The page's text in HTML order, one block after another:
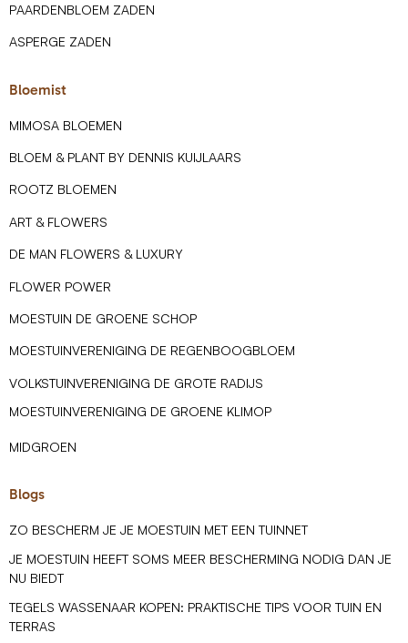
PAARDENBLOEM ZADEN
ASPERGE ZADEN
Bloemist
MIMOSA BLOEMEN
BLOEM & PLANT BY DENNIS KUIJLAARS
ROOTZ BLOEMEN
ART & FLOWERS
DE MAN FLOWERS & LUXURY
FLOWER POWER
MOESTUIN DE GROENE SCHOP
MOESTUINVERENIGING DE REGENBOOGBLOEM
VOLKSTUINVERENIGING DE GROTE RADIJS
MOESTUINVERENIGING DE GROENE KLIMOP
MIDGROEN
Blogs
ZO BESCHERM JE JE MOESTUIN MET EEN TUINNET
JE MOESTUIN HEEFT SOMS MEER BESCHERMING NODIG DAN JE
NU BIEDT
TEGELS WASSENAAR KOPEN: PRAKTISCHE TIPS VOOR TUIN EN
TERRAS